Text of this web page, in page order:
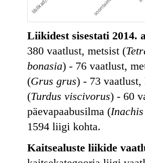
Liikidest sisestati 2014.
380 vaatlust, metsist (
bonasia) - 76 vaatlust,
(Grus grus) - 73 vaatlust,
(Turdus viscivorus) - 60
päevapaabusilma (
1594 liigi kohta.
Kaitsealuste liikide